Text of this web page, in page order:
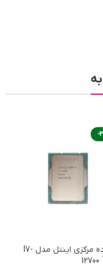
-
پردازنده مرکزی اینتل مدل I7-